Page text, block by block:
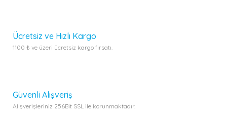
Ürün bilgilerinde hatalar bulunuyor.
Ürün fiyatı diğer sitelerden daha pahalı.
Ücretsiz ve Hızlı Kargo
1100 ₺ ve üzeri ücretsiz kargo fırsatı.
Güvenli Alışveriş
Alışverişleriniz 256Bit SSL ile korunmaktadır.